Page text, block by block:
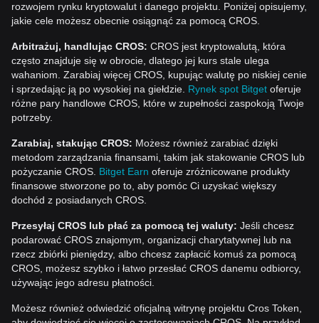
rozwojem rynku kryptowalut i danego projektu. Poniżej opisujemy,
jakie cele możesz obecnie osiągnąć za pomocą CROS.
Arbitrażuj, handlując CROS: CROS jest kryptowalutą, która
często znajduje się w obrocie, dlatego jej kurs stale ulega
wahaniom. Zarabiaj więcej CROS, kupując walutę po niskiej cenie
i sprzedając ją po wysokiej na giełdzie. Rynek spot Bitget oferuje
różne pary handlowe CROS, które w zupełności zaspokoją Twoje
potrzeby.
Zarabiaj, stakując CROS: Możesz również zarabiać dzięki
metodom zarządzania finansami, takim jak stakowanie CROS lub
pożyczanie CROS. Bitget Earn oferuje zróżnicowane produkty
finansowe stworzone po to, aby pomóc Ci uzyskać większy
dochód z posiadanych CROS.
Przesyłaj CROS lub płać za pomocą tej waluty: Jeśli chcesz
podarować CROS znajomym, organizacji charytatywnej lub na
rzecz zbiórki pieniędzy, albo chcesz zapłacić komuś za pomocą
CROS, możesz szybko i łatwo przesłać CROS danemu odbiorcy,
używając jego adresu płatności.
Możesz również odwiedzić oficjalną witrynę projektu Cros Token,